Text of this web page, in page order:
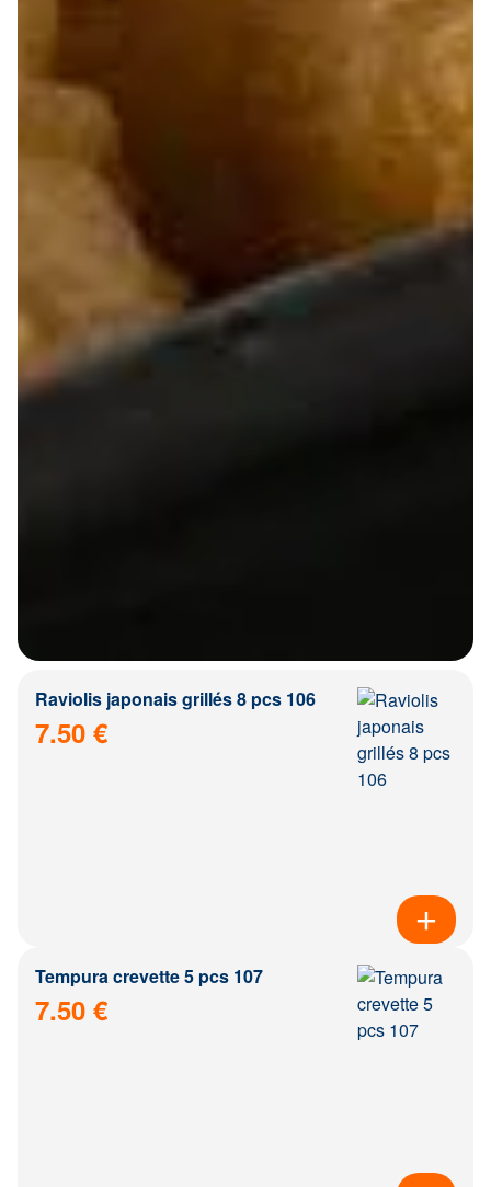
Raviolis japonais grillés 8 pcs 106
7.50 €
Tempura crevette 5 pcs 107
7.50 €